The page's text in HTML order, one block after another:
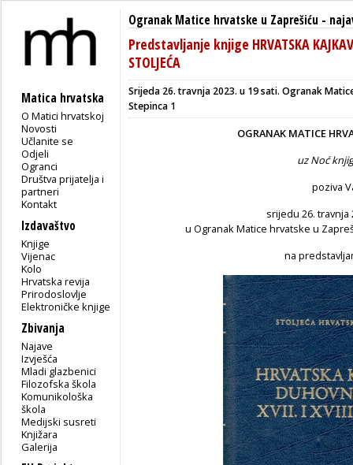
Matica hrvatska
O Matici hrvatskoj
Novosti
Učlanite se
Odjeli
Ogranci
Društva prijatelja i
partneri
Kontakt
Izdavaštvo
Knjige
Vijenac
Kolo
Hrvatska revija
Prirodoslovlje
Elektroničke knjige
Zbivanja
Najave
Izvješća
Mladi glazbenici
Filozofska škola
Komunikološka
škola
Medijski susreti
Knjižara
Galerija
Ogranak Matice hrvatske u Zaprešiću -
Predstavljanje knjige HRVATSKA
STOLJEĆA
Srijeda 26. travnja 2023. u 19 sati. Ogranak
Stepinca 1
OGRANAK MATICE
uz Noć
poziva
srijedu 26. travnja
u Ogranak Matice hrvatske u
na